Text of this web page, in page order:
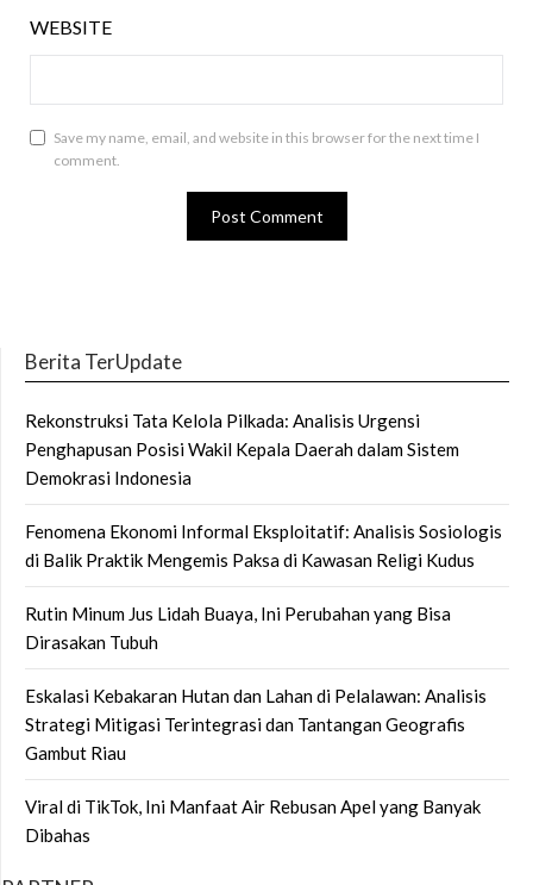
WEBSITE
Save my name, email, and website in this browser for the next time I
comment.
Berita TerUpdate
Rekonstruksi Tata Kelola Pilkada: Analisis Urgensi
Penghapusan Posisi Wakil Kepala Daerah dalam Sistem
Demokrasi Indonesia
Fenomena Ekonomi Informal Eksploitatif: Analisis Sosiologis
di Balik Praktik Mengemis Paksa di Kawasan Religi Kudus
Rutin Minum Jus Lidah Buaya, Ini Perubahan yang Bisa
Dirasakan Tubuh
Eskalasi Kebakaran Hutan dan Lahan di Pelalawan: Analisis
Strategi Mitigasi Terintegrasi dan Tantangan Geografis
Gambut Riau
Viral di TikTok, Ini Manfaat Air Rebusan Apel yang Banyak
Dibahas